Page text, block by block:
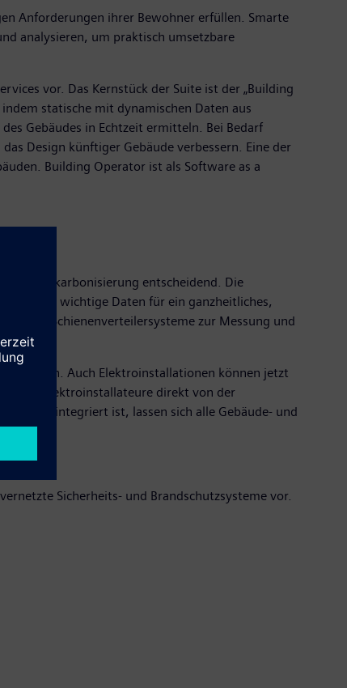
Anforderungen ihrer Bewohner erfüllen. Smarte
analysieren, um praktisch umsetzbare
vor. Das Kernstück der Suite ist der „Building
statische mit dynamischen Daten aus
Gebäudes in Echtzeit ermitteln. Bei Bedarf
Design künftiger Gebäude verbessern. Eine der
Building Operator ist als Software as a
die Dekarbonisierung entscheidend. Die
wichtige Daten für ein ganzheitliches,
und Schienenverteilersysteme zur Messung und
Auch Elektroinstallationen können jetzt
auch Elektroinstallateure direkt von der
CC integriert ist, lassen sich alle Gebäude- und
Sicherheits- und Brandschutzsysteme vor.